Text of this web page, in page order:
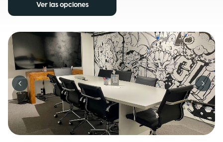
Ver las opciones
Previous slide Next